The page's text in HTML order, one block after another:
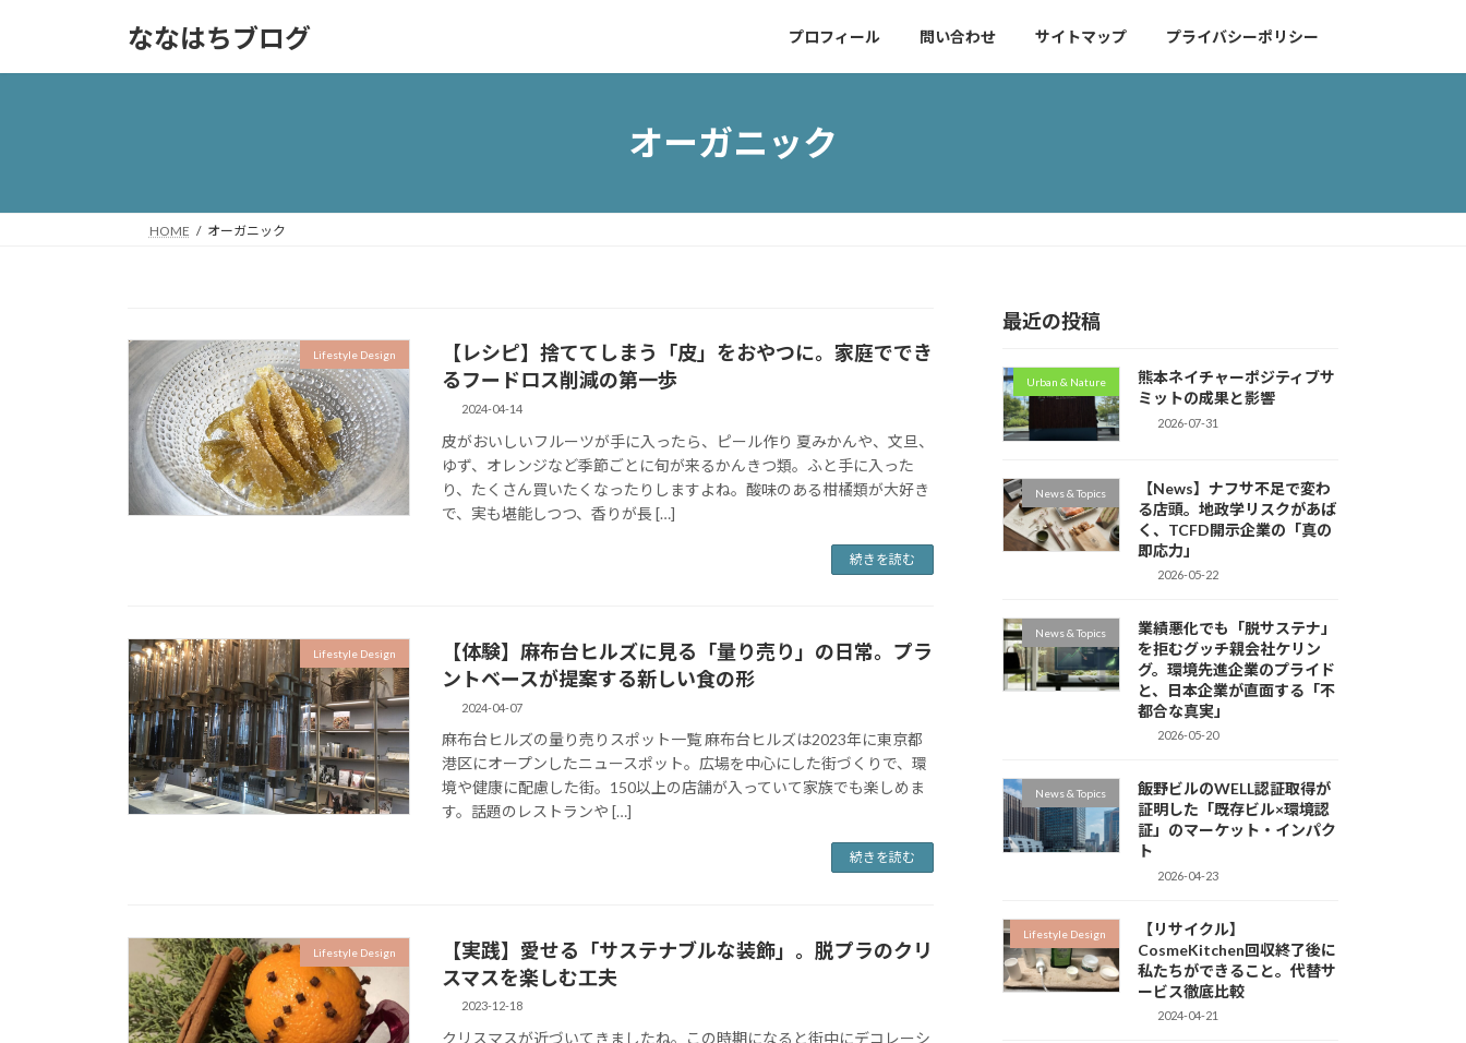
ななはちブログ プロフィール 問い合わせ サイトマップ プライバシーポリシー
オーガニック
HOME オーガニック
Lifestyle Design
【レシピ】捨ててしまう「皮」をおやつに。家庭ででき
るフードロス削減の第一歩
2024-04-14
皮がおいしいフルーツが手に入ったら、ピール作り 夏みかんや、文旦、
ゆず、オレンジなど季節ごとに旬が来るかんきつ類。ふと手に入った
り、たくさん買いたくなったりしますよね。酸味のある柑橘類が大好き
で、実も堪能しつつ、香りが長 […]
続きを読む
Lifestyle Design
【体験】麻布台ヒルズに見る「量り売り」の日常。プラ
ントベースが提案する新しい食の形
2024-04-07
麻布台ヒルズの量り売りスポット一覧 麻布台ヒルズは2023年に東京都
港区にオープンしたニュースポット。広場を中心にした街づくりで、環
境や健康に配慮した街。150以上の店舗が入っていて家族でも楽しめま
す。話題のレストランや […]
続きを読む
Lifestyle Design
【実践】愛せる「サステナブルな装飾」。脱プラのクリ
スマスを楽しむ工夫
2023-12-18
クリスマスが近づいてきましたね。この時期になると街中にデコレーシ
最近の投稿
Urban & Nature
熊本ネイチャーポジティブサ
ミットの成果と影響
2026-07-31
News & Topics
【News】ナフサ不足で変わ
る店頭。地政学リスクがあば
く、TCFD開示企業の「真の
即応力」
2026-05-22
News & Topics
業績悪化でも「脱サステナ」
を拒むグッチ親会社ケリン
グ。環境先進企業のプライド
と、日本企業が直面する「不
都合な真実」
2026-05-20
News & Topics
飯野ビルのWELL認証取得が
証明した「既存ビル×環境認
証」のマーケット・インパク
ト
2026-04-23
Lifestyle Design
【リサイクル】
CosmeKitchen回収終了後に
私たちができること。代替サ
ービス徹底比較
2024-04-21